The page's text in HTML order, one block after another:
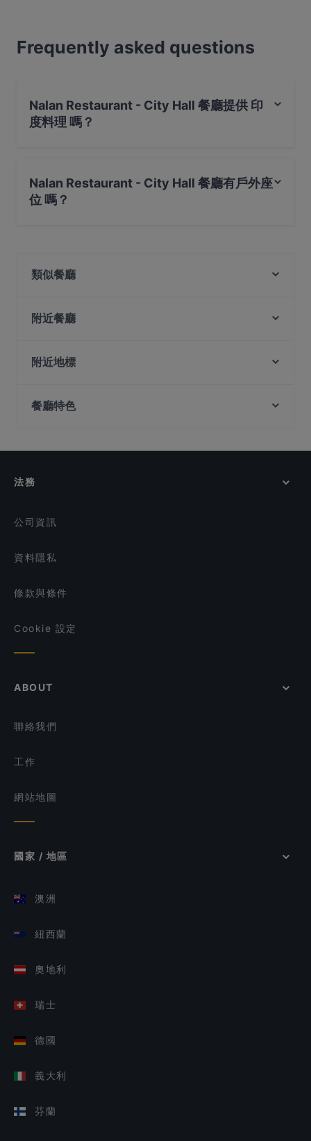
Frequently asked questions
Nalan Restaurant - City Hall 餐廳提供 印
度料理 嗎？
Nalan Restaurant - City Hall 餐廳有戶外座
位 嗎？
類似餐廳
MOGA
Mortar & Pestle
SKAI Bar
附近餐廳
Matsuya Dining
The RANCH Steakhouse & Bar
JEJU HAENYEO Singapore
附近地標
Capitol Theatre, 新加坡
餐廳特色
在 新加坡 的 適合商務午餐的餐廳
法務
公司資訊
資料隱私
條款與條件
Cookie 設定
ABOUT
聯絡我們
工作
網站地圖
國家 / 地區
澳洲
紐西蘭
奧地利
瑞士
德國
義大利
芬蘭